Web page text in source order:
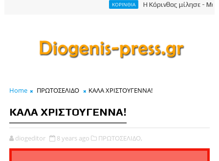
ΚΟΡΙΝΘΙΑ Η Κόρινθος μίλησε -
Home ΠΡΩΤΟΣΕΛΙΔΟ ΚΑΛΑ ΧΡΙΣΤΟΥΓΕΝΝΑ!
ΚΑΛΑ ΧΡΙΣΤΟΥΓΕΝΝΑ!
diogeditor 8 years ago ΠΡΩΤΟΣΕΛΙΔΟ,